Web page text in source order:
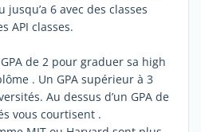
jusqu’a 6 avec des classes
API classes.
de 2 pour graduer sa high
. Un GPA supérieur à 3
Au dessus d’un GPA de
vous courtisent .